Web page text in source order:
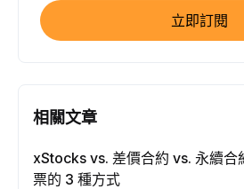
立即訂閱
相關文章
xStocks vs. 差價合約 vs. 永續
票的 3 種方式